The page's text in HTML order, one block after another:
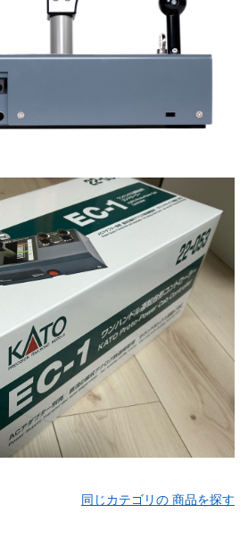
同じカテゴリの 商品を探す